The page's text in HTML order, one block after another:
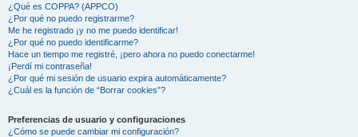
¿Qué es COPPA? (APPCO)
¿Por qué no puedo registrarme?
Me he registrado ¡y no me puedo identificar!
¿Por qué no puedo identificarme?
Hace un tiempo me registré, ¡pero ahora no puedo conectarme!
¡Perdí mi contraseña!
¿Por qué mi sesión de usuario expira automáticamente?
¿Cuál es la función de “Borrar cookies”?
Preferencias de usuario y configuraciones
¿Cómo se puede cambiar mi configuración?